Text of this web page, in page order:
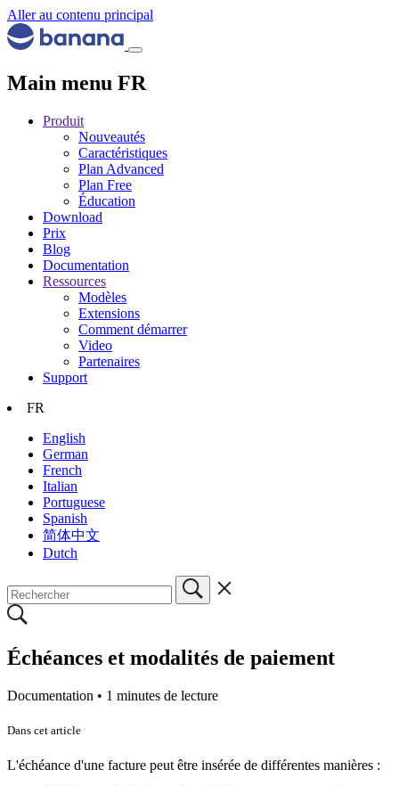
Aller au contenu principal
Main menu FR
Produit
Nouveautés
Caractéristiques
Plan Advanced
Plan Free
Éducation
Download
Prix
Blog
Documentation
Ressources
Modèles
Extensions
Comment démarrer
Video
Partenaires
Support
FR
English
German
French
Italian
Portuguese
Spanish
简体中文
Dutch
Échéances et modalités de paiement
Documentation • 1 minutes de lecture
Dans cet article
L'échéance d'une facture peut être insérée de différentes manières :